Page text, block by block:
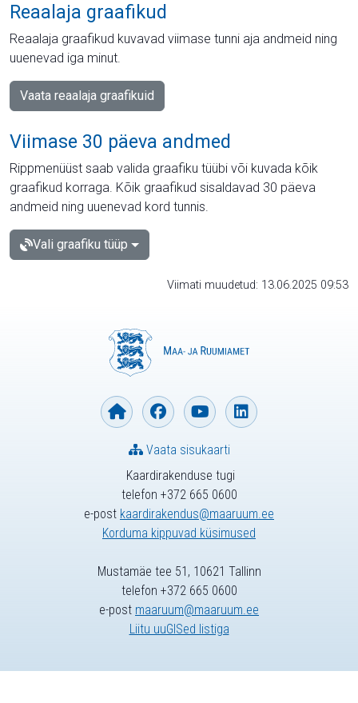
Reaalaja graafikud
Reaalaja graafikud kuvavad viimase tunni aja andmeid ning
uuenevad iga minut.
Vaata reaalaja graafikuid
Viimase 30 päeva andmed
Rippmenüüst saab valida graafiku tüübi või kuvada kõik
graafikud korraga. Kõik graafikud sisaldavad 30 päeva
andmeid ning uuenevad kord tunnis.
Vali graafiku tüüp
Viimati muudetud: 13.06.2025 09:53
Kaardirakenduse tugi
telefon +372 665 0600
e-post kaardirakendus@maaruum.ee
Korduma kippuvad küsimused
Vaata sisukaarti
Mustamäe tee 51, 10621 Tallinn
telefon +372 665 0600
e-post maaruum@maaruum.ee
Liitu uuGISed listiga